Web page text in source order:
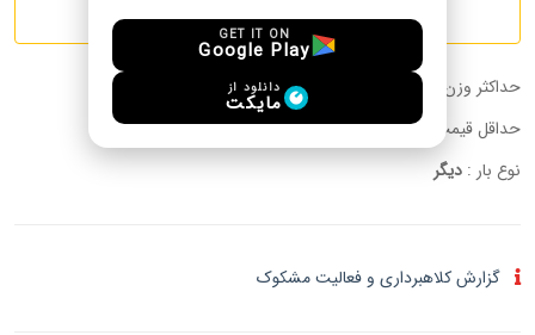
حداکثر وزن قابل حمل :
حداقل قیمت به ازای هر کیلوگرم:توافقی
نوع بار : دیگر
گزارش کلاهبرداری و فعالیت مشکوک
GET IT ON
Google Play
دانلود از
مایکت